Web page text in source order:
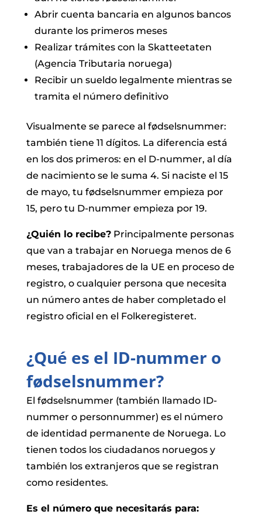
Abrir cuenta bancaria en algunos bancos
durante los primeros meses
Realizar trámites con la Skatteetaten
(Agencia Tributaria noruega)
Recibir un sueldo legalmente mientras se
tramita el número definitivo
Visualmente se parece al fødselsnummer:
también tiene 11 dígitos. La diferencia está
en los dos primeros: en el D-nummer, al día
de nacimiento se le suma 4. Si naciste el 15
de mayo, tu fødselsnummer empieza por
15, pero tu D-nummer empieza por 19.
¿Quién lo recibe?Principalmente personas
que van a trabajar en Noruega menos de 6
meses, trabajadores de la UE en proceso de
registro, o cualquier persona que necesita
un número antes de haber completado el
registro oficial en el Folkeregisteret.
¿Qué es el ID-nummer o
fødselsnummer?
El fødselsnummer (también llamado ID-
nummer o personnummer) es el número
de identidad permanente de Noruega. Lo
tienen todos los ciudadanos noruegos y
también los extranjeros que se registran
como residentes.
Es el número que necesitarás para: